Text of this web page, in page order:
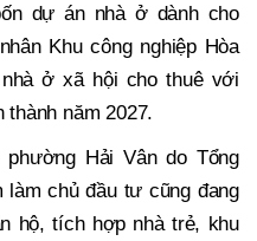
dự án nhà ở dành cho
Khu công nghiệp Hòa
ở xã hội cho thuê với
thành năm 2027.
Hải Vân do Tổng
làm chủ đầu tư cũng đang
hộ, tích hợp nhà trẻ, khu